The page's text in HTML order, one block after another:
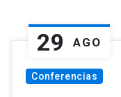
29 AGO
Conferencias